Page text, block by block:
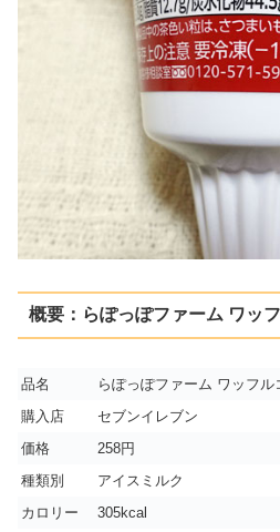
概要：らぽっぽファーム ワッ
品名
らぽっぽファーム ワッフル
購入店
セブンイレブン
価格
258円
種類別
アイスミルク
カロリー
305kcal